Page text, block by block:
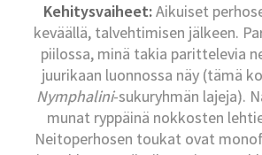
Kehitysvaiheet:Aikuiset
keväällä, talvehtimisen jälkeen.
piilossa, minä takia parittelevia
juurikaan luonnossa näy (tämä
Nymphalini-sukuryhmän lajeja).
munat ryppäinä nokkosten
Neitoperhosen toukat ovat